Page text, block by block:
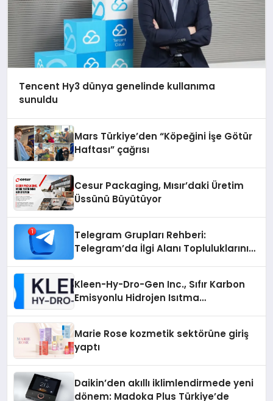
Tencent Hy3 dünya genelinde kullanıma
sunuldu
Mars Türkiye’den “Köpeğini İşe Götür
Haftası” çağrısı
Cesur Packaging, Mısır’daki Üretim
Üssünü Büyütüyor
Telegram Grupları Rehberi:
Telegram’da İlgi Alanı Topluluklarını
Kleen-Hy-Dro-Gen Inc., Sıfır Karbon
Emisyonlu Hidrojen Isıtma
Marie Rose kozmetik sektörüne giriş
yaptı
Daikin’den akıllı iklimlendirmede yeni
dönem: Madoka Plus Türkiye’de